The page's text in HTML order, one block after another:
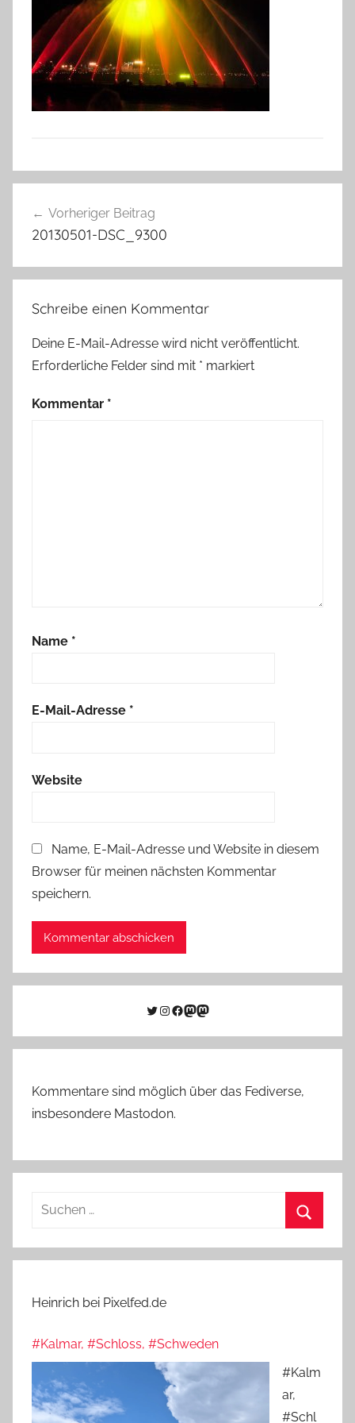
Vorheriger Beitrag
20130501-DSC_9300
Schreibe einen Kommentar
Deine E-Mail-Adresse wird nicht veröffentlicht.
Erforderliche Felder sind mit * markiert
Kommentar *
Name *
E-Mail-Adresse *
Website
Name, E-Mail-Adresse und Website in diesem
Browser für meinen nächsten Kommentar
speichern.
Twitter
Instagram
Facebook
Link zu Mastodon
Mastodon
Kommentare sind möglich über das Fediverse,
insbesondere Mastodon.
Suchen
Heinrich bei Pixelfed.de
#Kalmar, #Schloss, #Schweden
#Kalm
ar,
#Schl